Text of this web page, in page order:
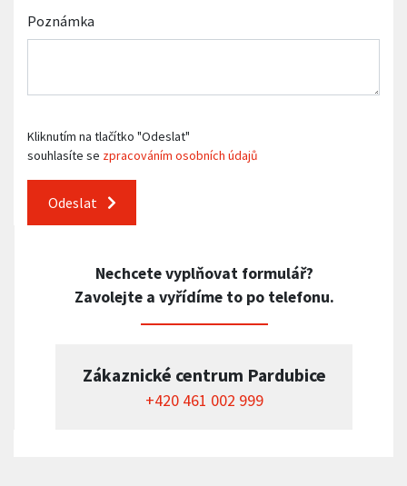
Poznámka
Kliknutím na tlačítko "Odeslat"
souhlasíte se zpracováním osobních údajů
Odeslat
Nechcete vyplňovat formulář?
Zavolejte a vyřídíme to po telefonu.
Zákaznické centrum Pardubice
+420 461 002 999